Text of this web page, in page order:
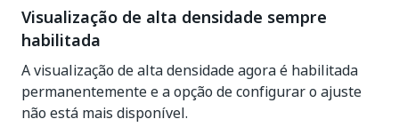
Visualização de alta densidade sempre
habilitada
A visualização de alta densidade agora é habilitada
permanentemente e a opção de configurar o ajuste
não está mais disponível.